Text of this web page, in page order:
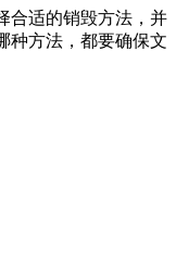
合适的销毁方法，并
种方法，都要确保文